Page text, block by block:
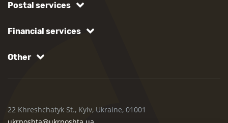
Postal services
Financial services
Other
22 Khreshchatyk St., Kyiv, Ukraine, 01001